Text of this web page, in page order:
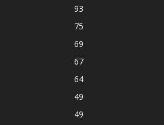
93
75
69
67
64
49
49